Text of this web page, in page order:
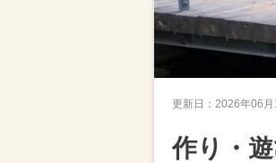
更新日： 2026年06月
作り・